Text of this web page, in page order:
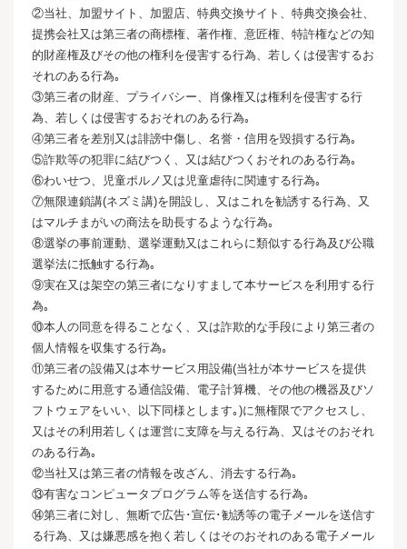
②当社、加盟サイト、加盟店、特典交換サイト、特典交換会社、
提携会社又は第三者の商標権、著作権、意匠権、特許権などの知
的財産権及びその他の権利を侵害する行為、若しくは侵害するお
それのある行為｡
③第三者の財産、プライバシー、肖像権又は権利を侵害する行
為、若しくは侵害するおそれのある行為｡
④第三者を差別又は誹謗中傷し、名誉・信用を毀損する行為｡
⑤詐欺等の犯罪に結びつく、又は結びつくおそれのある行為｡
⑥わいせつ、児童ポルノ又は児童虐待に関連する行為｡
⑦無限連鎖講(ネズミ講)を開設し、又はこれを勧誘する行為、又
はマルチまがいの商法を助長するような行為｡
⑧選挙の事前運動、選挙運動又はこれらに類似する行為及び公職
選挙法に抵触する行為｡
⑨実在又は架空の第三者になりすまして本サービスを利用する行
為｡
⑩本人の同意を得ることなく、又は詐欺的な手段により第三者の
個人情報を収集する行為｡
⑪第三者の設備又は本サービス用設備(当社が本サービスを提供
するために用意する通信設備、電子計算機、その他の機器及びソ
フトウェアをいい、以下同様とします｡)に無権限でアクセスし、
又はその利用若しくは運営に支障を与える行為、又はそのおそれ
のある行為｡
⑫当社又は第三者の情報を改ざん、消去する行為｡
⑬有害なコンピュータプログラム等を送信する行為｡
⑭第三者に対し、無断で広告･宣伝･勧誘等の電子メールを送信す
る行為、又は嫌悪感を抱く若しくはそのおそれのある電子メール